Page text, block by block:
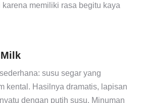
memiliki rasa begitu kaya
susu segar yang
kental. Hasilnya dramatis, lapisan
dengan putih susu. Minuman